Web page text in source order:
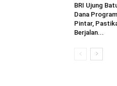
BRI Ujung
Dana
Pintar,
Berjalan...